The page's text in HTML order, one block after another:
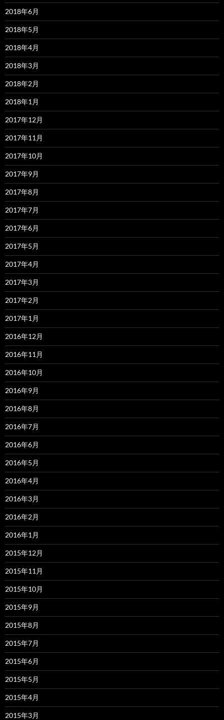
2018年6月
2018年5月
2018年4月
2018年3月
2018年2月
2018年1月
2017年12月
2017年11月
2017年10月
2017年9月
2017年8月
2017年7月
2017年6月
2017年5月
2017年4月
2017年3月
2017年2月
2017年1月
2016年12月
2016年11月
2016年10月
2016年9月
2016年8月
2016年7月
2016年6月
2016年5月
2016年4月
2016年3月
2016年2月
2016年1月
2015年12月
2015年11月
2015年10月
2015年9月
2015年8月
2015年7月
2015年6月
2015年5月
2015年4月
2015年3月